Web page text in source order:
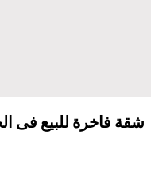
شقة فاخرة للبيع فى